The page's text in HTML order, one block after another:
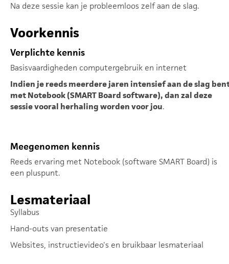
Na deze sessie kan je probleemloos zelf aan de slag.
Voorkennis
Verplichte kennis
Basisvaardigheden computergebruik en internet
Indien je reeds meerdere jaren intensief aan de slag
met Notebook (SMART Board software), dan zal deze
sessie vooral herhaling worden voor jou.
Meegenomen kennis
Reeds ervaring met Notebook (software SMART Board) is
een pluspunt.
Lesmateriaal
Syllabus
Hand-outs van presentatie
Websites, instructievideo's en bruikbaar lesmateriaal